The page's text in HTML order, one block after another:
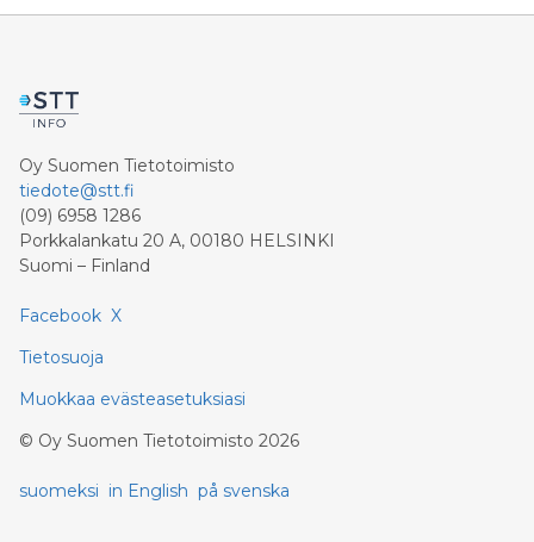
Oy Suomen Tietotoimisto
tiedote@stt.fi
(09) 6958 1286
Porkkalankatu 20 A, 00180 HELSINKI
Suomi – Finland
Facebook X
Tietosuoja
Muokkaa evästeasetuksiasi
© Oy Suomen Tietotoimisto 2026
suomeksi in English på svenska